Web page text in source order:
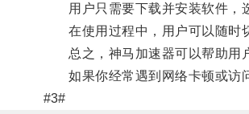
用户只需要下载并安装软件，选
在使用过程中，用户可以随时切
总之，神马加速器可以帮助用户
如果你经常遇到网络卡顿或访问
#3#